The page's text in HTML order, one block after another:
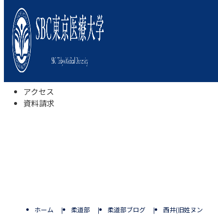
本学について
学びの特色
学部・学科
キャンパスライフ
入試情報
受験相談会
アクセス
資料請求
ホーム 柔道部 柔道部ブログ 西井(旧姓ヌンイ